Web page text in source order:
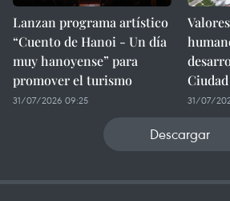
Lanzan programa artístico
“Cuento de Hanoi - Un día
muy hanoyense” para
promover el turismo
31/07/2026 09:25 31/07/
Descargar